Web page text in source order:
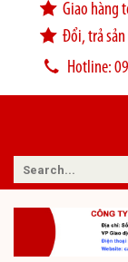
Giao hàng
Đổi, trả
Hotline: